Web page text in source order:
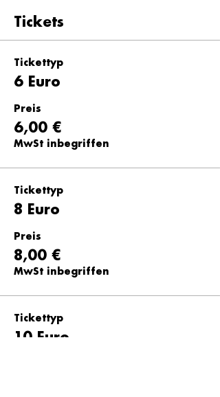
Tickets
Tickettyp
6 Euro
Preis
6,00 €
MwSt inbegriffen
Tickettyp
8 Euro
Preis
8,00 €
MwSt inbegriffen
Tickettyp
10 Euro